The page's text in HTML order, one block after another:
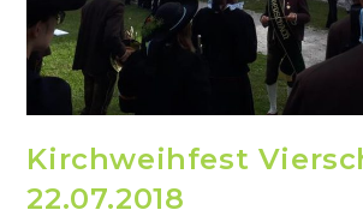
Kirchweihfest
22.07.2018